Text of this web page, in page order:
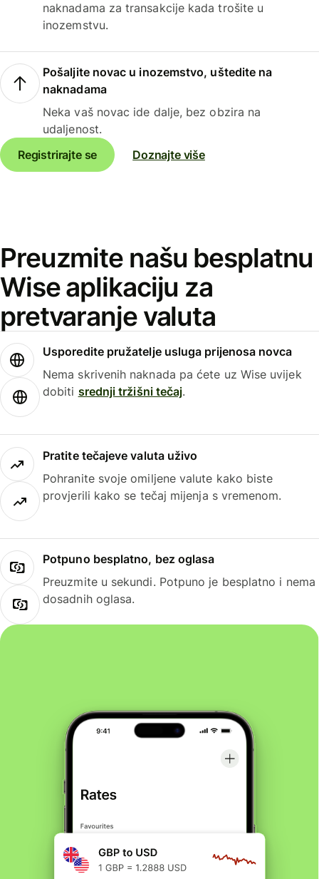
naknadama za transakcije kada trošite u
inozemstvu.
Pošaljite novac u inozemstvo, uštedite na
naknadama
Neka vaš novac ide dalje, bez obzira na
udaljenost.
Registrirajte se
Doznajte više
Preuzmite našu besplatnu
Wise aplikaciju za
pretvaranje valuta
Usporedite pružatelje usluga prijenosa novca
Nema skrivenih naknada pa ćete uz Wise uvijek
dobiti srednji tržišni tečaj.
Pratite tečajeve valuta uživo
Pohranite svoje omiljene valute kako biste
provjerili kako se tečaj mijenja s vremenom.
Potpuno besplatno, bez oglasa
Preuzmite u sekundi. Potpuno je besplatno i nema
dosadnih oglasa.